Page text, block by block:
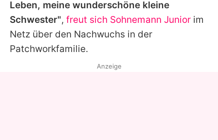
Leben, meine wunderschöne kleine
Schwester", freut sich Sohnemann Junior im
Netz über den Nachwuchs in der
Patchworkfamilie.
Anzeige